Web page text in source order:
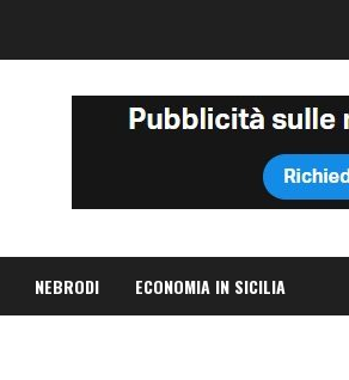
NEBRODI ECONOMIA IN SICILIA